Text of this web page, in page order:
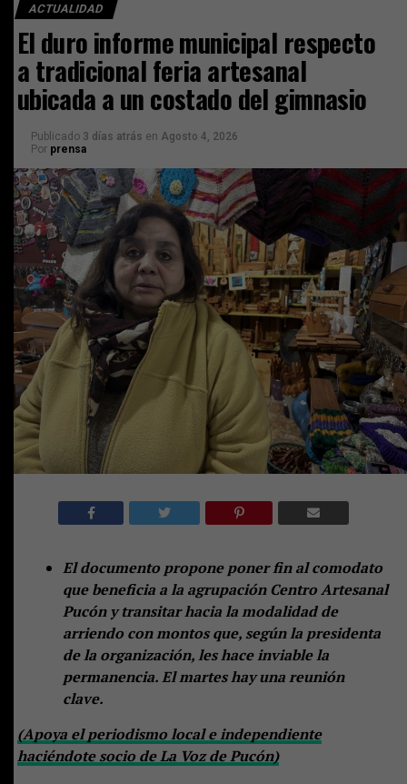
ACTUALIDAD
El duro informe municipal respecto
a tradicional feria artesanal
ubicada a un costado del gimnasio
Publicado 3 días atrás en Agosto 4, 2026
Por prensa
El documento propone poner fin al comodato
que beneficia a la agrupación Centro Artesanal
Pucón y transitar hacia la modalidad de
arriendo con montos que, según la presidenta
de la organización, les hace inviable la
permanencia. El martes hay una reunión
clave.
(Apoya el periodismo local e independiente
haciéndote socio de La Voz de Pucón)